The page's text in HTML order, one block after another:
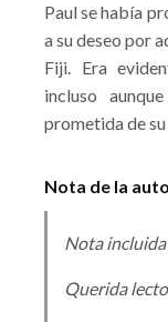
Paul se había
a su deseo por
Fiji. Era
incluso
prometida de
Nota de la
Nota incluida
Querida